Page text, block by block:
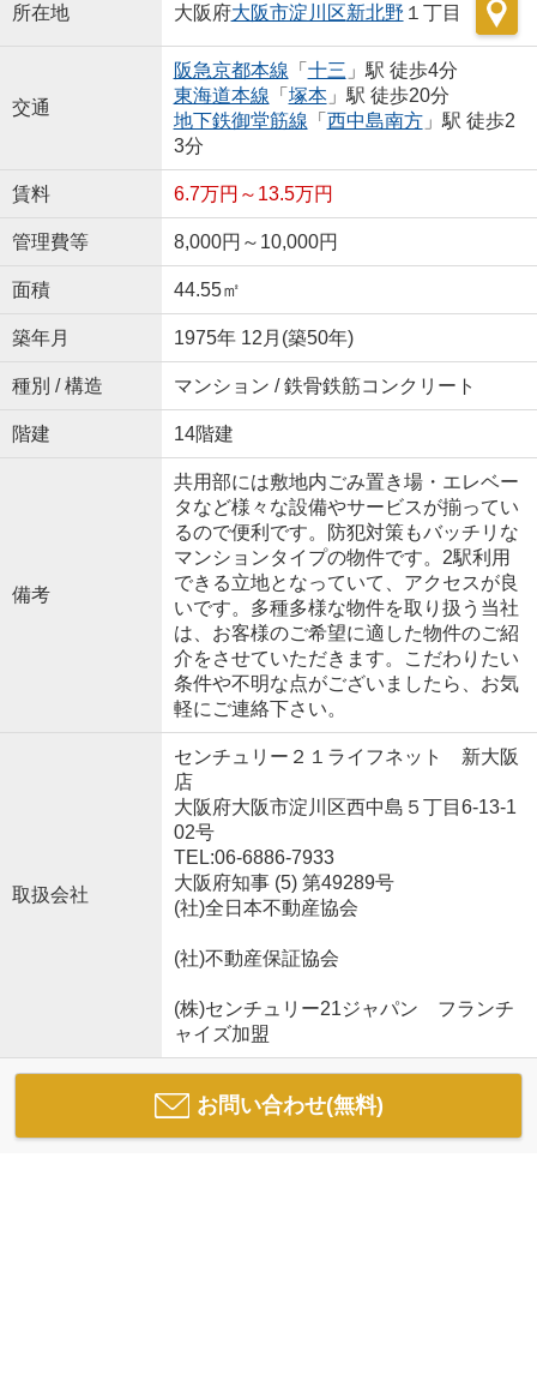
所在地 大阪府大阪市淀川区新北野 １丁目
交通
阪急京都本線 「 十三 」駅 徒歩4分
東海道本線 「 塚本」駅 徒歩20分
地下鉄御堂筋線 「 西中島南方」駅 徒歩2
3分
賃料 6.7万円～13.5万円
管理費等 8,000円～10,000円
面積 44.55㎡
築年月 1975年 12月(築50年)
種別 / 構造 マンション / 鉄骨鉄筋コンクリート
階建 14階建
備考
共用部には敷地内ごみ置き場・エレベー
タなど様々な設備やサービスが揃ってい
るので便利です。防犯対策もバッチリな
マンションタイプの物件です。2駅利用
できる立地となっていて、アクセスが良
いです。多種多様な物件を取り扱う当社
は、お客様のご希望に適した物件のご紹
介をさせていただきます。こだわりたい
条件や不明な点がございましたら、お気
軽にご連絡下さい。
取扱会社
センチュリー２１ライフネット 新大阪
店
大阪府大阪市淀川区西中島５丁目6-13-1
02号
TEL:06-6886-7933
大阪府知事 (5) 第49289号
(社)全日本不動産協会
(社)不動産保証協会
(株)センチュリー21ジャパン フランチ
ャイズ加盟
お問い合わせ(無料)